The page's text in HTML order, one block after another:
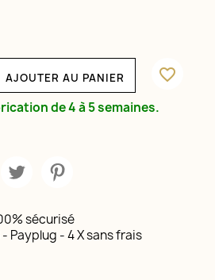
AJOUTER AU PANIER
favorite_border
de 4 à 5 semaines.
sécurisé
- Payplug - 4 X sans frais